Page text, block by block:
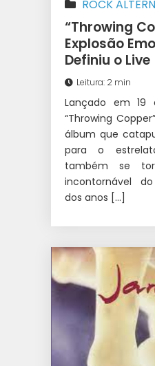
ROCK
“Throwing
Explosão
Definiu o Live
Leitura: 2 min
Lançado em 19
“Throwing
álbum que
para o
também se
incontornável
dos anos […]